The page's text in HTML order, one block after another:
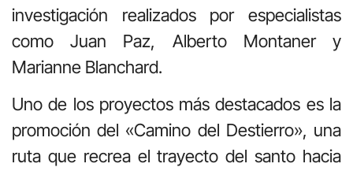
investigación realizados por especialistas
como Juan Paz, Alberto Montaner y
Marianne Blanchard.
Uno de los proyectos más destacados es la
promoción del «Camino del Destierro», una
ruta que recrea el trayecto del santo hacia